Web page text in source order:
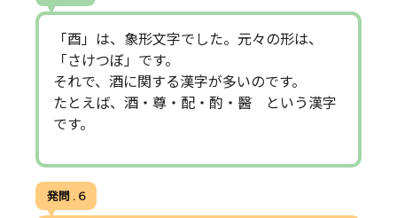
「酉」は、象形文字でした。元々の形は、
「さけつぼ」です。
それで、酒に関する漢字が多いのです。
たとえば、酒・尊・配・酌・醫 という漢字
です。
発問 . 6